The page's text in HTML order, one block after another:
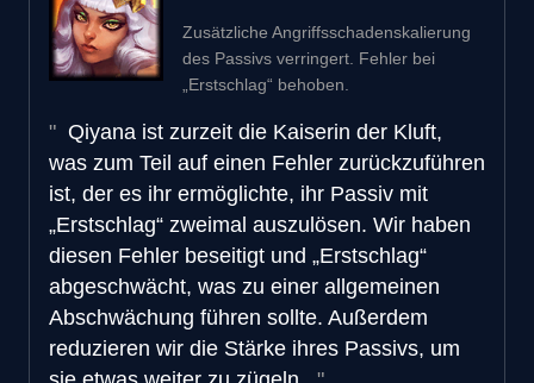
Zusätzliche Angriffsschadenskalierung
des Passivs verringert. Fehler bei
„Erstschlag“ behoben.
Qiyana ist zurzeit die Kaiserin der Kluft,
was zum Teil auf einen Fehler zurückzuführen
ist, der es ihr ermöglichte, ihr Passiv mit
„Erstschlag“ zweimal auszulösen. Wir haben
diesen Fehler beseitigt und „Erstschlag“
abgeschwächt, was zu einer allgemeinen
Abschwächung führen sollte. Außerdem
reduzieren wir die Stärke ihres Passivs, um